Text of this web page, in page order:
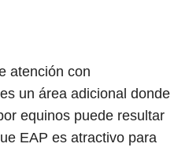
atención con
un área adicional donde
equinos puede resultar
EAP es atractivo para